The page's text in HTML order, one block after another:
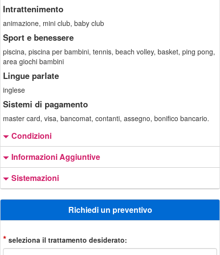
Intrattenimento
animazione, mini club, baby club
Sport e benessere
piscina, piscina per bambini, tennis, beach volley, basket, ping pong,
area giochi bambini
Lingue parlate
inglese
Sistemi di pagamento
master card, visa, bancomat, contanti, assegno, bonifico bancario.
Condizioni
Informazioni Aggiuntive
Sistemazioni
Richiedi un preventivo
* seleziona il trattamento desiderato: